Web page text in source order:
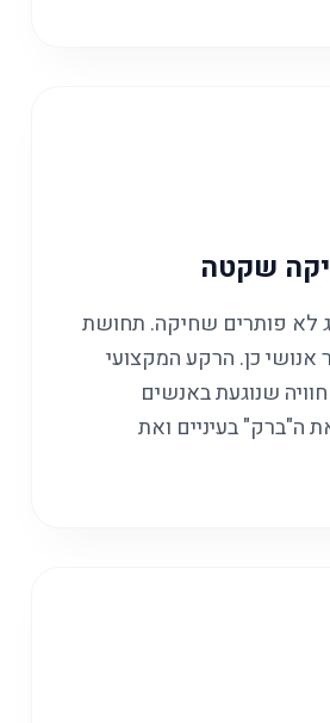
שקטה
לא פותרים שחיקה. תחושת
אנושי כן. הרקע המקצועי
שנוגעת באנשים
ה"ברק" בעיניים ואת